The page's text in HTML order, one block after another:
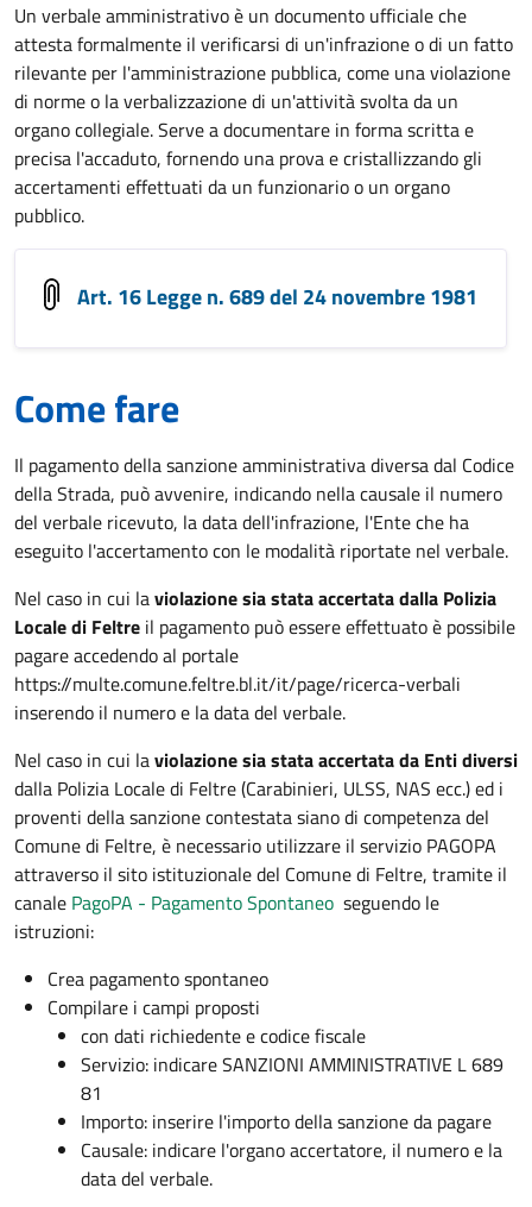
Un verbale amministrativo è un documento ufficiale che
attesta formalmente il verificarsi di un'infrazione o di un fatto
rilevante per l'amministrazione pubblica, come una violazione
di norme o la verbalizzazione di un'attività svolta da un
organo collegiale. Serve a documentare in forma scritta e
precisa l'accaduto, fornendo una prova e cristallizzando gli
accertamenti effettuati da un funzionario o un organo
pubblico.
Art. 16 Legge n. 689 del 24 novembre 1981
Come fare
Il pagamento della sanzione amministrativa diversa dal Codice
della Strada, può avvenire, indicando nella causale il numero
del verbale ricevuto, la data dell'infrazione, l'Ente che ha
eseguito l'accertamento con le modalità riportate nel verbale.
Nel caso in cui laviolazione sia stata accertata dalla Polizia
Locale di Feltre il pagamento può essere effettuato è possibile
pagare accedendo al portale
https://multe.comune.feltre.bl.it/it/page/ricerca-verbali
inserendo il numero e la data del verbale.
Nel caso in cui laviolazione sia stata accertata da Enti diversi
dalla Polizia Locale di Feltre (Carabinieri, ULSS, NAS ecc.) ed i
proventi della sanzione contestata siano di competenza del
Comune di Feltre, è necessario utilizzare il servizio PAGOPA
attraverso il sito istituzionale del Comune di Feltre, tramite il
canale PagoPA - Pagamento Spontaneo seguendo le
istruzioni:
Crea pagamento spontaneo
Compilare i campi proposti
con dati richiedente e codice fiscale
Servizio: indicare SANZIONI AMMINISTRATIVE L 689
81
Importo: inserire l'importo della sanzione da pagare
Causale: indicare l'organo accertatore, il numero e la
data del verbale.